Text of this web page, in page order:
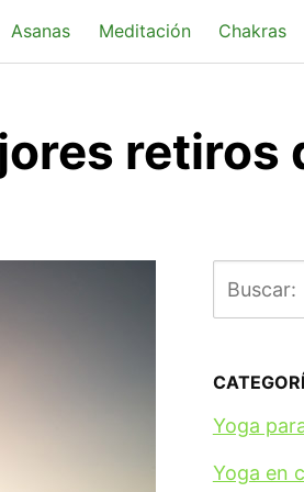
Asanas Meditación Chakras
retiros
Yoga
Yoga en